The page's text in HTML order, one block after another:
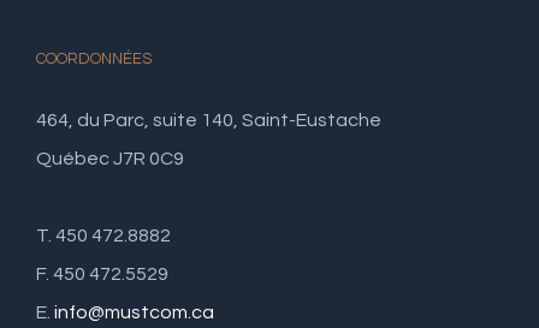
COORDONNÉES
464, du Parc, suite 140, Saint-Eustache
Québec J7R 0C9
T. 450 472.8882
F. 450 472.5529
E. info@mustcom.ca